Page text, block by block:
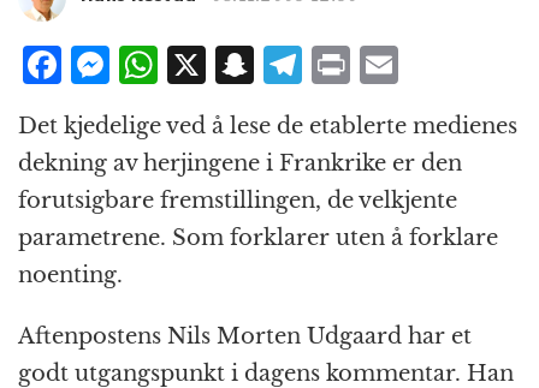
n
F
a
c
e
b
o
o
k
M
e
ss
e
n
g
e
r
W
at
s
A
p
X S
a
p
c
h
T
e
g
r
a
P
ri
n
t
ai
l
Det kjedelige ved å lese de etablerte medienes
dekning av herjingene i Frankrike er den
forutsigbare fremstillingen, de velkjente
parametrene. Som forklarer uten å forklare
noenting.
Aftenpostens Nils Morten Udgaard har et
godt utgangspunkt i dagens kommentar. Han